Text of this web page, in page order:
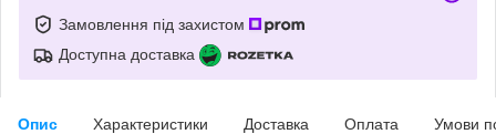
Замовлення під захистом
Доступна доставка
Опис Характеристики Доставка Оплата Умови